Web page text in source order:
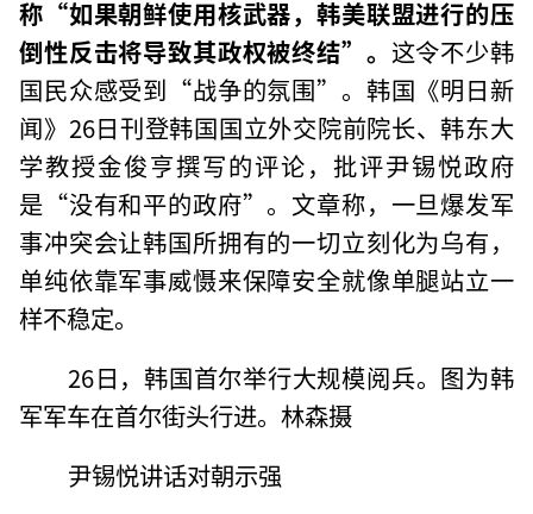
称“如果朝鲜使用核武器，韩美联盟进行的压
倒性反击将导致其政权被终结”。 这令不少韩
国民众感受到“战争的氛围”。韩国《明日新
闻》26日刊登韩国国立外交院前院长、韩东大
学教授金俊亨撰写的评论，批评尹锡悦政府
是“没有和平的政府”。文章称，一旦爆发军
事冲突会让韩国所拥有的一切立刻化为乌有，
单纯依靠军事威慑来保障安全就像单腿站立一
样不稳定。
26日，韩国首尔举行大规模阅兵。图为韩
军军车在首尔街头行进。林森摄
尹锡悦讲话对朝示强